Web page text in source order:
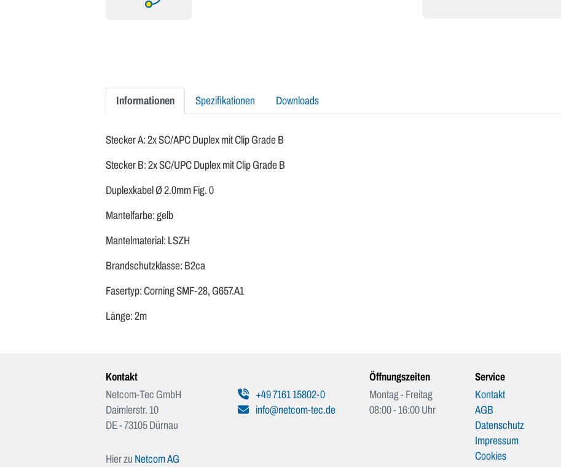
Informationen Spezifikationen Downloads
Stecker A: 2x SC/APC Duplex mit Clip Grade B
Stecker B: 2x SC/UPC Duplex mit Clip Grade B
Duplexkabel Ø 2.0mm Fig. 0
Mantelfarbe: gelb
Mantelmaterial: LSZH
Brandschutzklasse: B2ca
Fasertyp: Corning SMF-28, G657.A1
Länge: 2m
Kontakt
Netcom-Tec GmbH
Daimlerstr. 10
DE - 73105 Dürnau
+49 7161 15802-0
info@netcom-tec.de
Hier zu Netcom AG
Öffnungszeiten
Montag - Freitag
08:00 - 16:00 Uhr
Service
Kontakt
AGB
Datenschutz
Impressum
Cookies